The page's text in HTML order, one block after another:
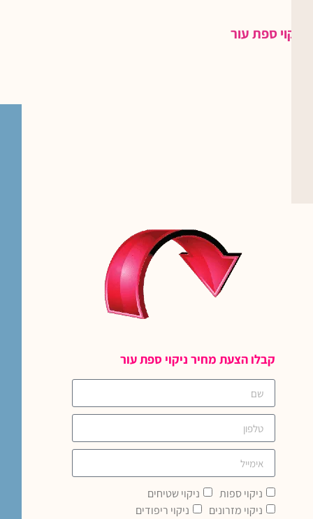
ניקוי ספת עור
קבלו הצעת מחיר ניקוי ספת עור
ניקוי ספות
ניקוי שטיחים
ניקוי מזרונים
ניקוי ריפודים